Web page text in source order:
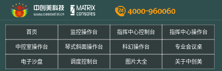
首页 监控操作台 指挥中心控制台 指挥中心操作台
中控室操作台 琴式斜面操作台 科幻操作台 专业会议桌
电子沙盘 调度控制台 图片大全 关于中创美